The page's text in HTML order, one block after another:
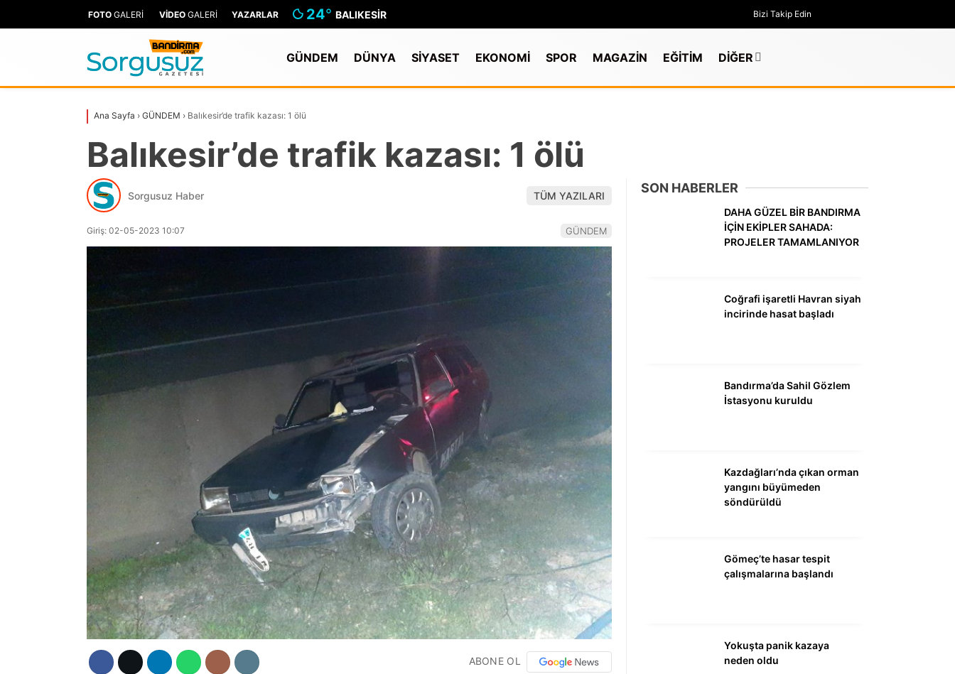
GÜNDEM
DÜNYA
EKONOMİ
SPOR
EĞİTİM
DİĞER
FOTO GALERİ VİDEO GALERİ YAZARLAR 24° BALIKESIR Bizi Takip Edin
GÜNDEM DÜNYA SİYASET EKONOMİ SPOR MAGAZİN EĞİTİM DİĞER
Ana Sayfa › GÜNDEM › Balıkesir’de trafik kazası: 1 ölü
Balıkesir’de trafik kazası: 1 ölü
Sorgusuz Haber TÜM YAZILARI
Giriş: 02-05-2023 10:07 GÜNDEM
ABONE OL
SON HABERLER
DAHA GÜZEL BİR BANDIRMA
İÇİN EKİPLER SAHADA:
PROJELER TAMAMLANIYOR
Coğrafi işaretli Havran siyah
incirinde hasat başladı
Bandırma’da Sahil Gözlem
İstasyonu kuruldu
Kazdağları’nda çıkan orman
yangını büyümeden
söndürüldü
Gömeç’te hasar tespit
çalışmalarına başlandı
Yokuşta panik kazaya
neden oldu